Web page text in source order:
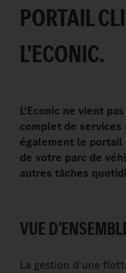
PORTAIL
L'ECONIC.
L'Econic ne vient
complet de
également le
de votre parc de
autres tâches
VUE
La gestion d'une